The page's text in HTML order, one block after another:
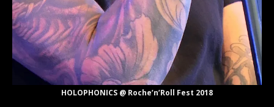
HOLOPHONICS @ Roche’n’Roll Fest 2018